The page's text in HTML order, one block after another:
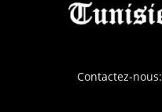
Contactez-nous: